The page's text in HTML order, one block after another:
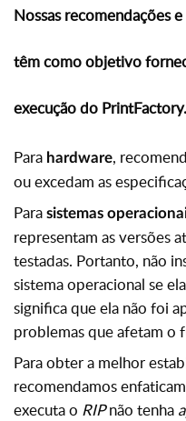
Nossas recomendações
têm como objetivo
execução do PrintFactory.
Para hardware,
ou excedam as
Para sistemas
representam as versões
testadas. Portanto, não
sistema operacional se
significa que ela não foi
problemas que afetam o
Para obter a melhor
recomendamos
executa o RIPnão tenha